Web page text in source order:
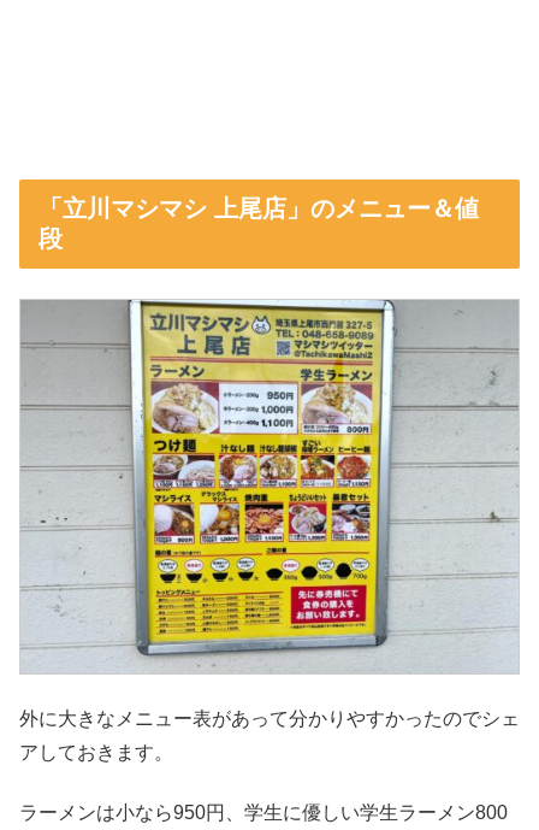
「立川マシマシ 上尾店」のメニュー＆値
段
外に大きなメニュー表があって分かりやすかったのでシェ
アしておきます。
ラーメンは小なら950円、学生に優しい学生ラーメン800